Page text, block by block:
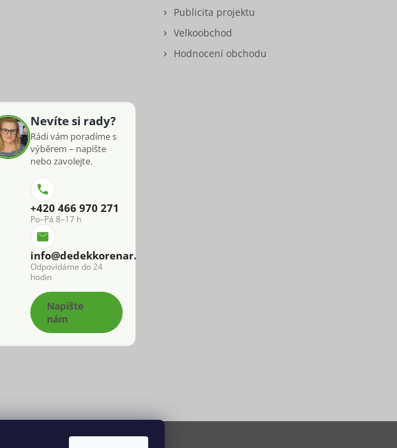
Publicita projektu
Velkoobchod
Hodnocení obchodu
Nevíte si rady?
Rádi vám poradíme s
výběrem – napište
nebo zavolejte.
+420 466 970 271
Po–Pá 8–17 h
info@dedekkorenar.cz
Odpovídáme do 24
hodin
Napište
nám